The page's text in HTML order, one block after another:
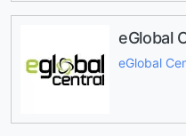
eGlobal
eGlobal